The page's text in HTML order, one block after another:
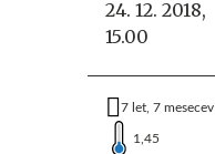
24. 12. 2018,
15.00
7 let, 7 mesecev
1,45